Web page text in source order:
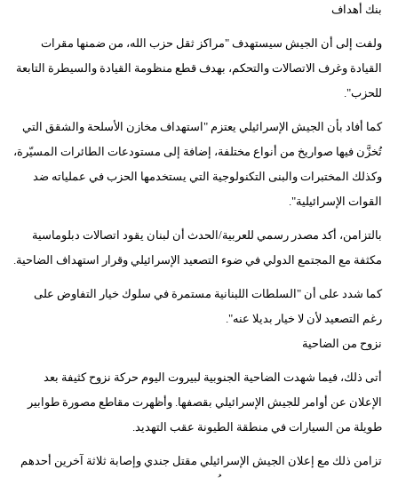
بنك أهداف
ولفت إلى أن الجيش سيستهدف "مراكز ثقل حزب الله، من ضمنها مقرات
القيادة وغرف الاتصالات والتحكم، بهدف قطع منظومة القيادة والسيطرة التابعة
للحزب".
كما أفاد بأن الجيش الإسرائيلي يعتزم "استهداف مخازن الأسلحة والشقق التي
تُخزَّن فيها صواريخ من أنواع مختلفة، إضافة إلى مستودعات الطائرات المسيّرة،
وكذلك المختبرات والبنى التكنولوجية التي يستخدمها الحزب في عملياته ضد
القوات الإسرائيلية".
بالتزامن، أكد مصدر رسمي للعربية/الحدث أن لبنان يقود اتصالات دبلوماسية
مكثفة مع المجتمع الدولي في ضوء التصعيد الإسرائيلي وقرار استهداف الضاحية.
كما شدد على أن "السلطات اللبنانية مستمرة في سلوك خيار التفاوض على
رغم التصعيد لأن لا خيار بديلا عنه".
نزوح من الضاحية
أتى ذلك، فيما شهدت الضاحية الجنوبية لبيروت اليوم حركة نزوح كثيفة بعد
الإعلان عن أوامر للجيش الإسرائيلي بقصفها. وأظهرت مقاطع مصورة طوابير
طويلة من السيارات في منطقة الطيونة عقب التهديد.
تزامن ذلك مع إعلان الجيش الإسرائيلي مقتل جندي وإصابة ثلاثة آخرين أحدهم